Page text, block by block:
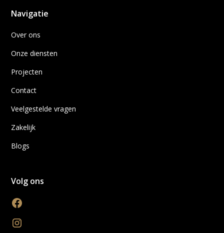
Navigatie
Over ons
Onze diensten
Projecten
Contact
Veelgestelde vragen
Zakelijk
Blogs
Volg ons